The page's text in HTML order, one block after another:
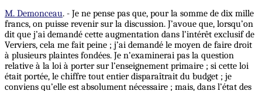
M. Demonceau. - Je ne pense pas que, pour la somme de dix mille
francs, on puisse revenir sur la discussion. J’avoue que, lorsqu’on
dit que j’ai demandé cette augmentation dans l’intérêt exclusif de
Verviers, cela me fait peine ; j’ai demandé le moyen de faire droit
à plusieurs plaintes fondées. Je n’examinerai pas la question
relative à la loi à porter sur l’enseignement primaire ; si cette loi
était portée, le chiffre tout entier disparaîtrait du budget ; je
conviens qu’elle est absolument nécessaire ; mais, dans l’état des